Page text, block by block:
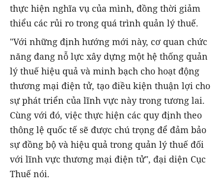
thực hiện nghĩa vụ của mình, đồng thời giảm
thiểu các rủi ro trong quá trình quản lý thuế.
"Với những định hướng mới này, cơ quan chức
năng đang nỗ lực xây dựng một hệ thống quản
lý thuế hiệu quả và minh bạch cho hoạt động
thương mại điện tử, tạo điều kiện thuận lợi cho
sự phát triển của lĩnh vực này trong tương lai.
Cùng với đó, việc thực hiện các quy định theo
thông lệ quốc tế sẽ được chú trọng để đảm bảo
sự đồng bộ và hiệu quả trong quản lý thuế đối
với lĩnh vực thương mại điện tử", đại diện Cục
Thuế nói.